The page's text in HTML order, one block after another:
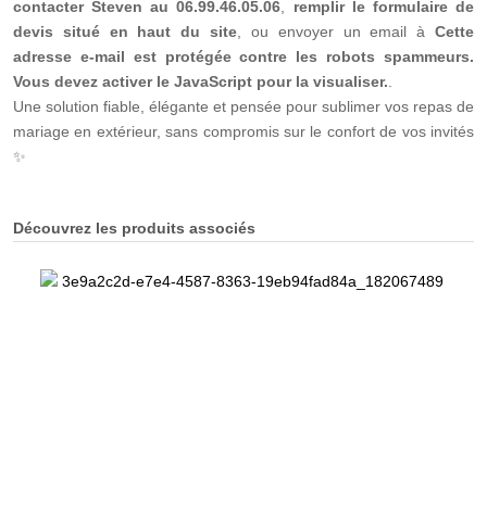
contacter Steven au 06.99.46.05.06
remplir le formulaire de
devis situé en haut du site , ou envoyer un email àCette
adresse e-mail est protégée contre les robots spammeurs.
Vous devez activer le JavaScript pour la visualiser.
Une solution fiable, élégante et pensée pour sublimer vos repas de
mariage en extérieur, sans compromis sur le confort de vos invités
✨
Découvrez les produits associés